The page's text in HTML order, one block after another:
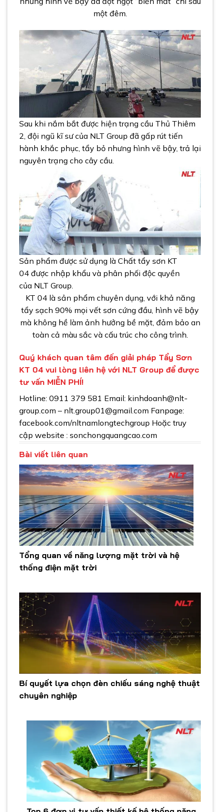
một đêm.
Sau khi nắm bắt được hiện trạng cầu Thủ Thiêm
2, đội ngũ kĩ sư của NLT Group đã gấp rút tiến
hành khắc phục, tẩy bỏ nhưng hình vẽ bậy, trả lại
nguyên trạng cho cây cầu.
Sản phẩm được sử dụng là Chất tẩy sơn KT
04 được nhập khẩu và phân phối độc quyền
của NLT Group.
KT 04 là sản phẩm chuyên dụng, với khả năng
tẩy sạch 90% mọi vết sơn cứng đầu, hình vẽ bậy
mà không hề làm ảnh hưởng bề mặt, đảm bảo an
toàn cả màu sắc và cấu trúc cho công trình.
Quý khách quan tâm đến giải pháp Tẩy Sơn
KT 04 vui lòng liên hệ với NLT Group để được
tư vấn MIỄN PHÍ!
Hotline: 0911 379 581 Email: kinhdoanh@nlt-
group.com – nlt.group01@gmail.com Fanpage:
facebook.com/nltnamlongtechgroup Hoặc truy
cập website : sonchongquangcao.com
Bài viết liên quan
Tổng quan về năng lượng mặt trời và hệ
thống điện mặt trời
Bí quyết lựa chọn đèn chiếu sáng nghệ thuật
chuyên nghiệp